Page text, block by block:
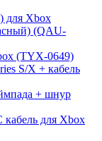
для Xbox
(QAU-
(TYX-0649)
S/X + кабель
+ шнур
для Xbox